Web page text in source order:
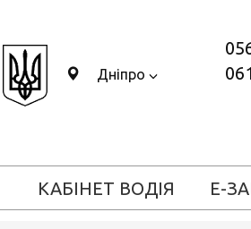
Дніпро
КАБІНЕТ ВОДІЯ Е-